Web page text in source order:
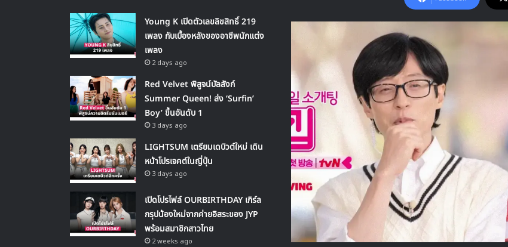
Young K เปิดตัวเลขลิขสิทธิ์ 219
เพลง กับเบื้องหลังของอาชีพนักแต่ง
เพลง
2 days ago
Red Velvet พิสูจน์บัลลังก์
Summer Queen! ส่ง ‘Surfin’
Boy’ ขึ้นอันดับ 1
3 days ago
LIGHTSUM เตรียมเดบิวต์ใหม่ เดิน
หน้าโปรเจคต์ในญี่ปุ่น
3 days ago
เปิดโปรไฟล์ OURBIRTHDAY เกิร์ล
กรุปน้องใหม่จากค่ายอิสระของ JYP
พร้อมสมาชิกสาวไทย
2 weeks ago